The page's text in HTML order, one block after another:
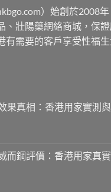
）始創於2008
、壯陽藥網絡商城，保
有需要的客戶享受性福生
果真相：香港用家實測
而鋼評價：香港用家真